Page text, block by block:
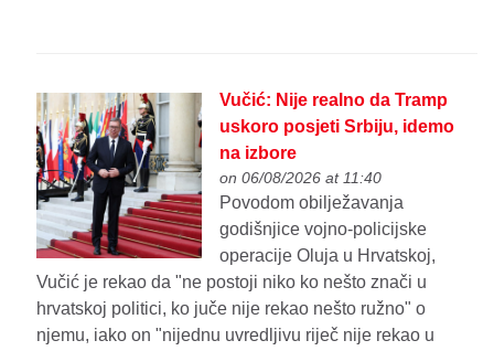
Vučić: Nije realno da Tramp
uskoro posjeti Srbiju, idemo
na izbore
on 06/08/2026 at 11:40
Povodom obilježavanja
godišnjice vojno-policijske
operacije Oluja u Hrvatskoj,
Vučić je rekao da "ne postoji niko ko nešto znači u
hrvatskoj politici, ko juče nije rekao nešto ružno" o
njemu, iako on "nijednu uvredljivu riječ nije rekao u